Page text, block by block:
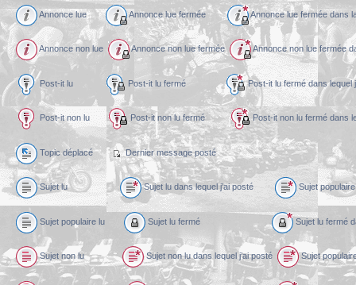
Annonce lue Annonce lue fermée Annonce lue fermée
Annonce non lue Annonce non lue fermée Annonce non lue fermée
Post-it lu Post-it lu fermé Post-it lu fermé dans
Post-it non lu Post-it non lu fermé Post-it non lu fermé
Topic déplacé Dernier message posté
Sujet lu Sujet lu dans lequel j’ai posté Sujet
Sujet populaire lu Sujet lu fermé Sujet lu fermé
Sujet non lu Sujet non lu dans lequel j’ai posté Sujet